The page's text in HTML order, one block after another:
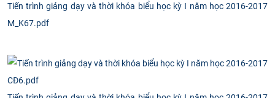
Tiến trình giảng dạy và thời khóa biểu học kỳ I năm học 2016-2017
M_K67.pdf